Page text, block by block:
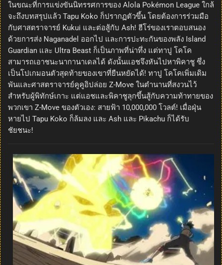
ในขณะที่การแข่งขันนิทรรศการของ Alola Pokémon League ใกล้
จะถึงบทสรุปแล้ว Tapu Koko ก็ปรากฏตัวขึ้น โดยต้องการร่วมมือ
กับศาสตราจารย์ Kukui และต่อสู้กับ Ash! ฮีโร่ของเราตอบสนอง
ด้วยการส่ง Naganadel ออกไป และการปะทะกันของพลัง Island
Guardian และ Ultra Beast ก็เป็นภาพที่น่าทึ่ง แต่ทาปู โคโค
สามารถเอาชนะนากานาเดลได้ ดังนั้นแอชจึงหันไปหาพิคาชู ซึ่ง
เป็นโปเกมอนตัวสุดท้ายของเขาที่ยืนหยัดได้! ทาปู โคโคเพิ่มเดิม
พันและศาสตราจารย์คูคูอิปล่อย Z-Move ในตำนานที่สงวนไว้
สำหรับผู้พิทักษ์เกาะ แต่แอชและพิคาชูลุกขึ้นสู้กับความท้าทายของ
พวกเขา Z-Move ของตัวเอง: สายฟ้า 10,000,000 โวลต์! เมื่อฝุ่น
หายไป Tapu Koko ก็ล้มลง และ Ash และ Pikachu ก็ได้รับ
ชัยชนะ!